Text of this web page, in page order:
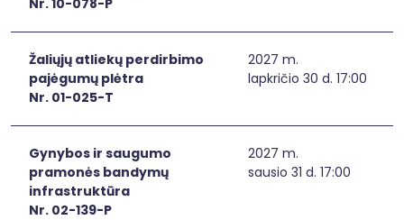
Žaliųjų atliekų perdirbimo
pajėgumų plėtra
Nr. 01-025-T
2027 m.
lapkričio 30 d. 17:00
Gynybos ir saugumo
pramonės bandymų
infrastruktūra
Nr. 02-139-P
2027 m.
sausio 31 d. 17:00